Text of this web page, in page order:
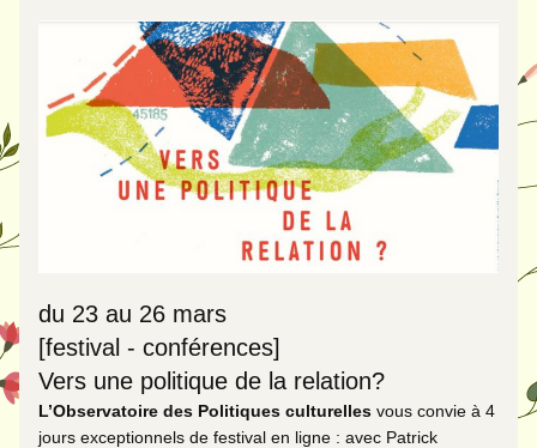
du 23 au 26 mars
[festival - conférences]
Vers une politique de la relation?
L’Observatoire des Politiques culturelles vous convie à 4
jours exceptionnels de festival en ligne : avec Patrick